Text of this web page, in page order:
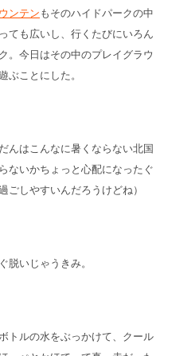
ンテンもそのハイドパークの中
ても広いし、行くたびにいろん
。今日はその中のプレイグラウ
ぶことにした。
んはこんなに暑くならない北国
ないかちょっと心配になったぐ
ごしやすいんだろうけどね）
脱いじゃうきみ。
トルの水をぶっかけて、クール